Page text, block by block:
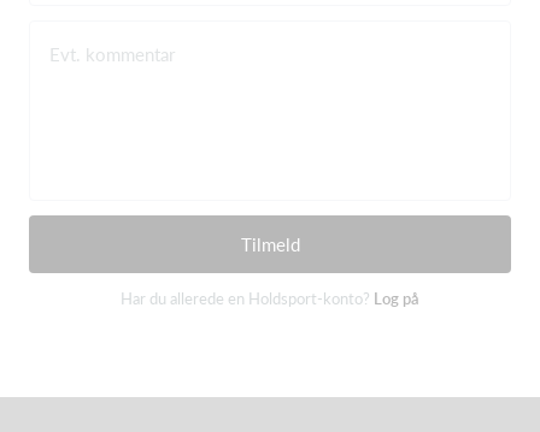
Evt. kommentar
Tilmeld
Har du allerede en Holdsport-konto? Log på